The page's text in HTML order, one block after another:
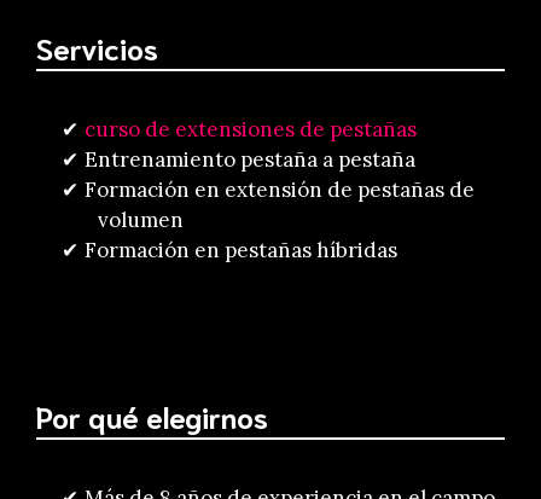
Servicios
curso de extensiones de pestañas
Entrenamiento pestaña a pestaña
Formación en extensión de pestañas de
volumen
Formación en pestañas híbridas
Por qué elegirnos